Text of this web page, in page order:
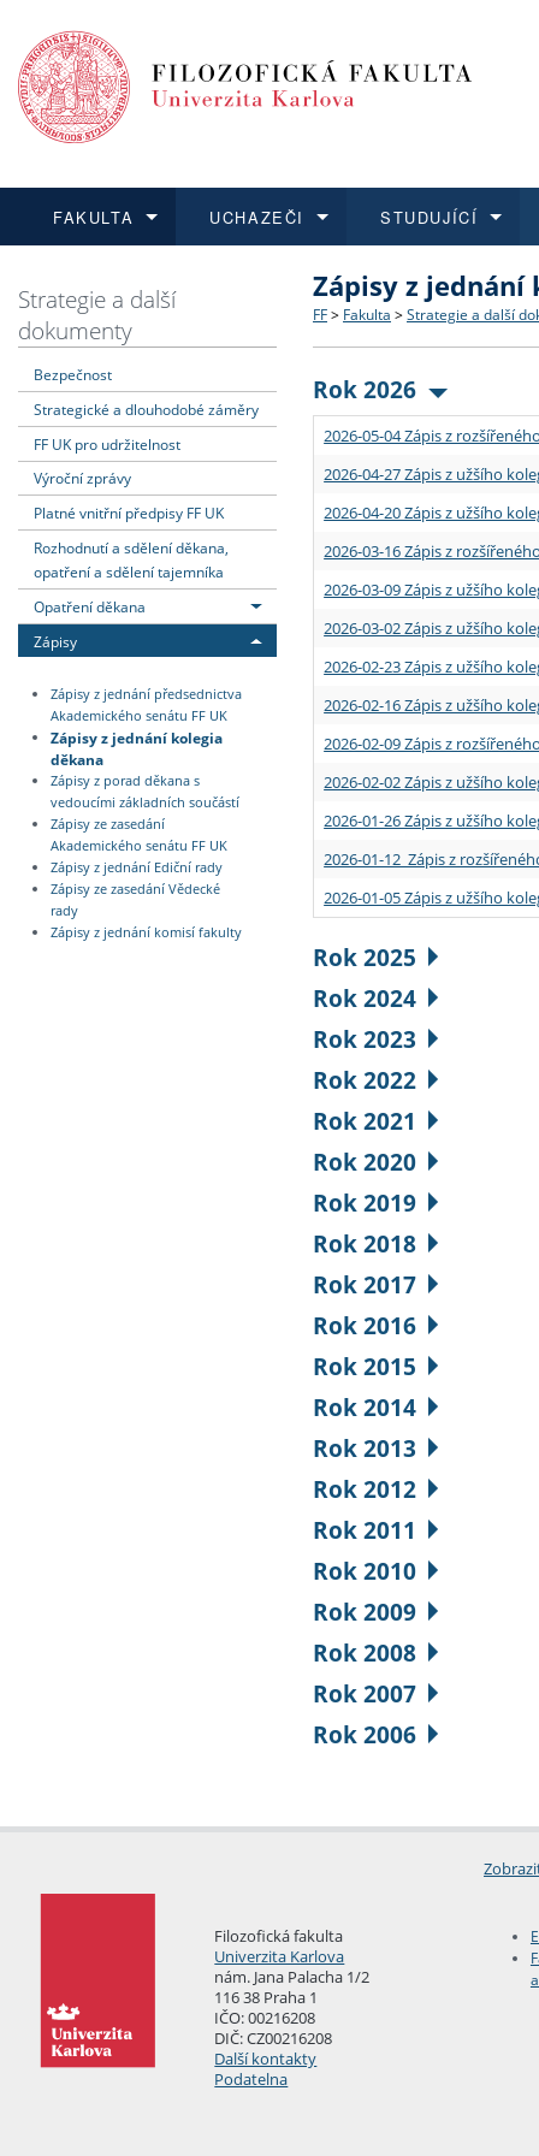
FAKULTA
Dozvědět se více
Struktura a historie
Strategie a další
Podpora a benefity pro
Absolventi fakulty
UCHAZEČI
Podat přihlášku
Co studovat a jak se
Učitelské studijní
Informace k průběhu
STUDUJÍCÍ
Dozvědět se více
Bakalářské a magisterské
Doktorské studium
Rigorózní řízení
Dozvědět se více
O vědě a výzkumu na FF
Akademické kvalifikace
Granty a projekty
Dozvědět se více
Aktuální nabídky a
Vyjíždějící studenti
Přijíždějící studenti
Vyjíždějící zaměstnanci
Strategie a další
dokumenty
Bezpečnost
Strategické a dlouhodobé záměry
FF UK pro udržitelnost
Výroční zprávy
Platné vnitřní předpisy FF UK
Rozhodnutí a sdělení děkana,
opatření a sdělení tajemníka
Opatření děkana
Zápisy
Zápisy z jednání předsednictva
Akademického senátu FF UK
Zápisy z jednání kolegia
děkana
Zápisy z porad děkana s
vedoucími základních součástí
Zápisy ze zasedání
Akademického senátu FF UK
Zápisy z jednání Ediční rady
Zápisy ze zasedání Vědecké
rady
Zápisy z jednání komisí fakulty
Zápisy z jednání
FF > Fakulta > Strategie a další
Rok 2026
2026-05-04 Zápis z
2026-04-27 Zápis z užšího
2026-04-20 Zápis z užšího
2026-03-16 Zápis z
2026-03-09 Zápis z užšího
2026-03-02 Zápis z užšího
2026-02-23 Zápis z užšího
2026-02-16 Zápis z užšího
2026-02-09 Zápis z
2026-02-02 Zápis z užšího
2026-01-26 Zápis z užšího
2026-01-12 Zápis z
2026-01-05 Zápis z užšího
Rok 2025
Rok 2024
Rok 2023
Rok 2022
Rok 2021
Rok 2020
Rok 2019
Rok 2018
Rok 2017
Rok 2016
Rok 2015
Rok 2014
Rok 2013
Rok 2012
Rok 2011
Rok 2010
Rok 2009
Rok 2008
Rok 2007
Rok 2006
Filozofická fakulta
Univerzita Karlova
nám. Jana Palacha 1/2
116 38 Praha 1
IČO: 00216208
DIČ: CZ00216208
Další kontakty
Podatelna